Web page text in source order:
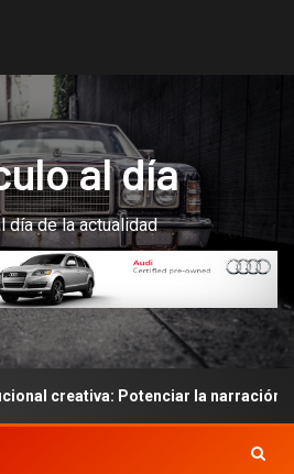
al día
día de la actualidad
Potenciar la narración de